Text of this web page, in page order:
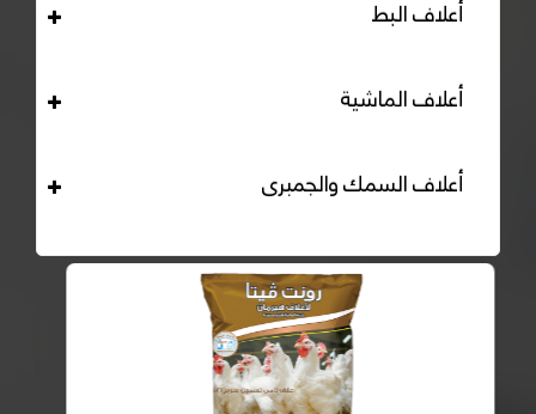
أعلاف البط
أعلاف الماشية
أعلاف السمك والجمبرى